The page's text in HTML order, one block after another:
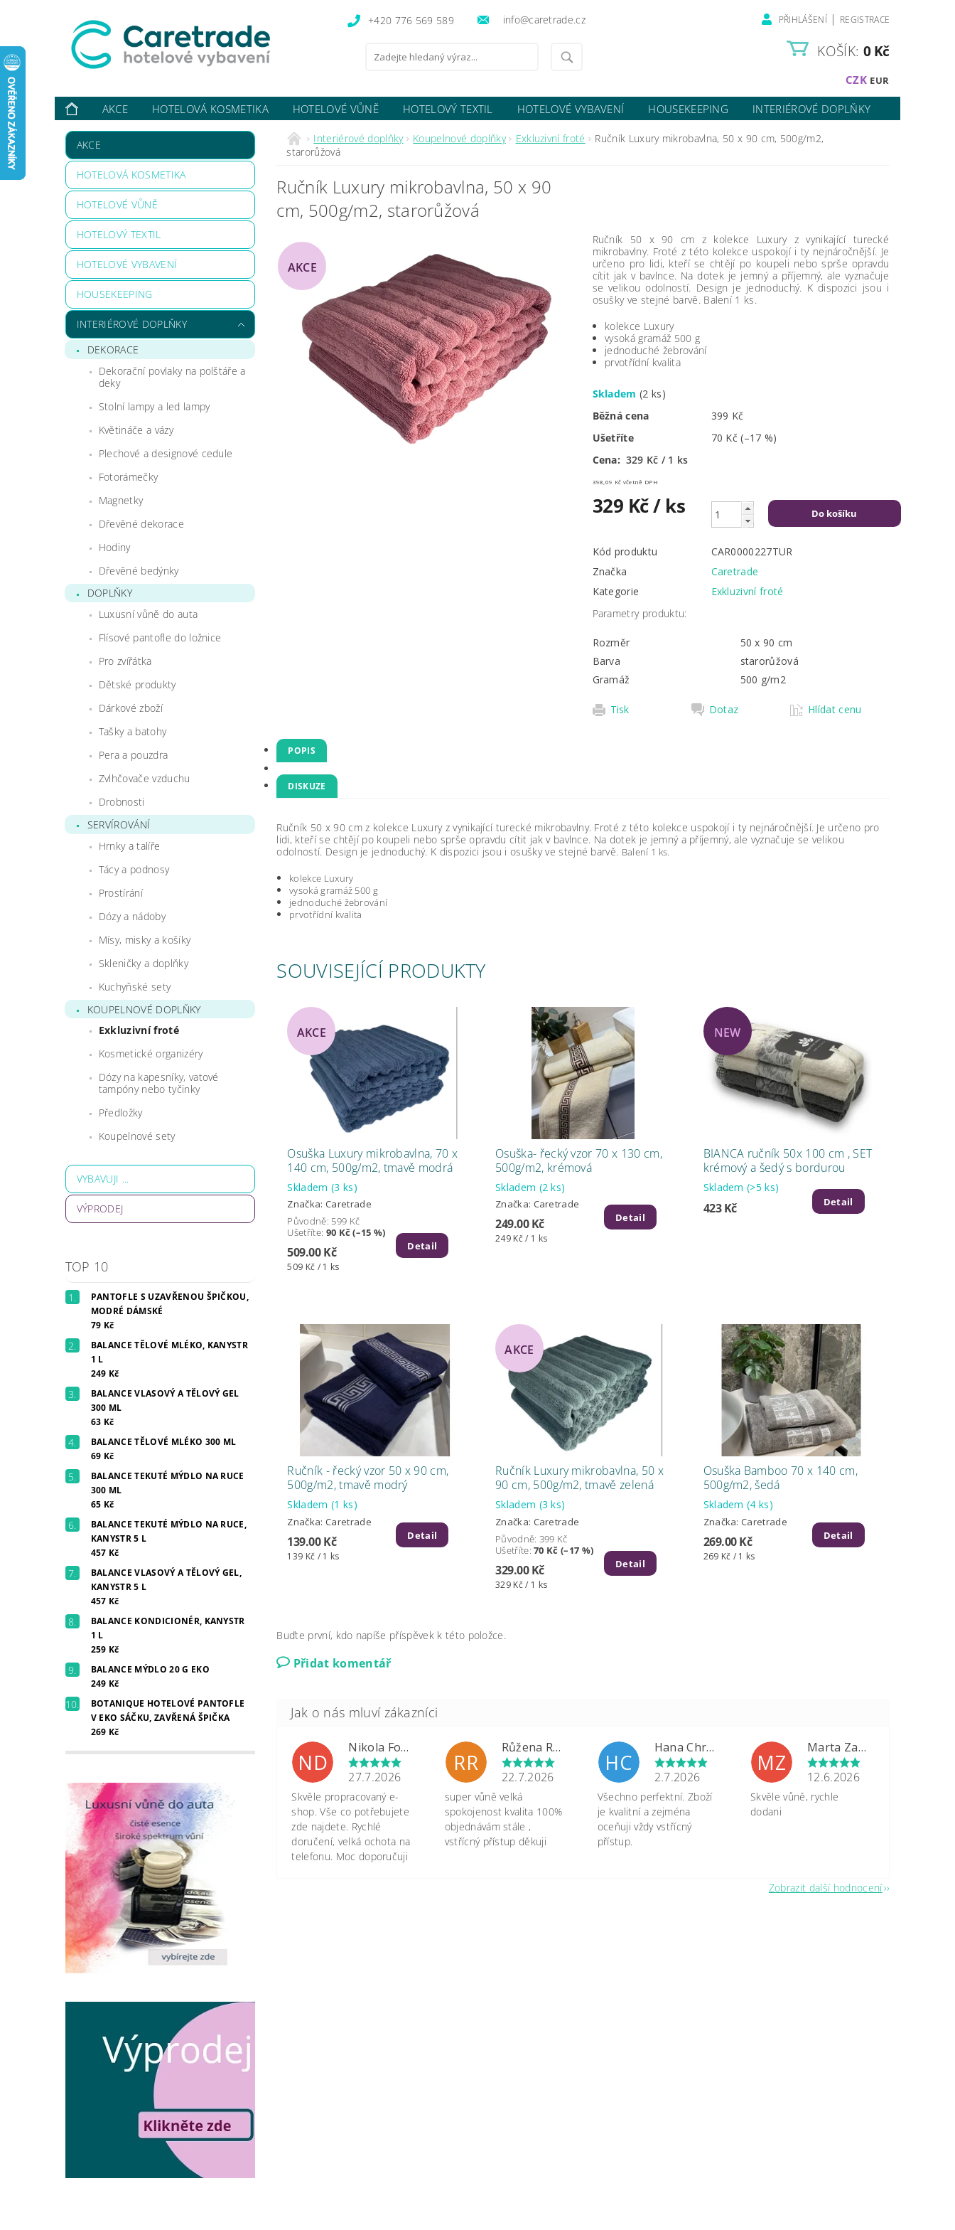
+420 776 569 589 info@caretrade.cz PŘIHLÁŠENÍ | REGISTRACE
CZK EUR
KOŠÍK: 0 Kč
AKCE HOTELOVÁ KOSMETIKA HOTELOVÉ VŮNĚ HOTELOVÝ TEXTIL HOTELOVÉ VYBAVENÍ HOUSEKEEPING
INTERIÉROVÉ DOPLŇKY
VYBAVUJI ...
KONTAKTY O NÁS HODNOCENÍ OBCHODU
AKCE
HOTELOVÁ KOSMETIKA
HOTELOVÉ VŮNĚ
HOTELOVÝ TEXTIL
HOTELOVÉ VYBAVENÍ
HOUSEKEEPING
INTERIÉROVÉ DOPLŇKY
DEKORACE
Dekorační povlaky na polštáře a
deky
Stolní lampy a led lampy
Květináče a vázy
Plechové a designové cedule
Fotorámečky
Magnetky
Dřevěné dekorace
Hodiny
Dřevěné bedýnky
DOPLŇKY
Luxusní vůně do auta
Flísové pantofle do ložnice
Pro zvířátka
Dětské produkty
Dárkové zboží
Tašky a batohy
Pera a pouzdra
Zvlhčovače vzduchu
Drobnosti
SERVÍROVÁNÍ
Hrnky a talíře
Tácy a podnosy
Prostírání
Dózy a nádoby
Mísy, misky a košíky
Skleničky a doplňky
Kuchyňské sety
KOUPELNOVÉ DOPLŇKY
Exkluzivní froté
Kosmetické organizéry
Dózy na kapesníky, vatové
tampóny nebo tyčinky
Předložky
Koupelnové sety
VYBAVUJI ...
VÝPRODEJ
TOP 10
PANTOFLE S UZAVŘENOU ŠPIČKOU,
MODRÉ DÁMSKÉ
79 Kč
BALANCE TĚLOVÉ MLÉKO, KANYSTR
1 L
249 Kč
BALANCE VLASOVÝ A TĚLOVÝ GEL
300 ML
63 Kč
BALANCE TĚLOVÉ MLÉKO 300 ML
69 Kč
BALANCE TEKUTÉ MÝDLO NA RUCE
300 ML
65 Kč
BALANCE TEKUTÉ MÝDLO NA RUCE,
KANYSTR 5 L
457 Kč
BALANCE VLASOVÝ A TĚLOVÝ GEL,
KANYSTR 5 L
457 Kč
BALANCE KONDICIONÉR, KANYSTR
1 L
259 Kč
BALANCE MÝDLO 20 G EKO
249 Kč
BOTANIQUE HOTELOVÉ PANTOFLE
V EKO SÁČKU, ZAVŘENÁ ŠPIČKA
269 Kč
Interiérové doplňky Koupelnové doplňky Exkluzivní froté
Ručník Luxury mikrobavlna, 50 x 90 cm, 500g/m2,
starorůžová
Ručník Luxury mikrobavlna, 50 x 90
cm, 500g/m2, starorůžová
AKCE
Ručník 50 x 90 cm z kolekce Luxury z vynikající turecké
mikrobavlny. Froté z této kolekce uspokojí i ty nejnáročnější. Je
určeno pro lidi, kteří se chtějí po koupeli nebo sprše opravdu
cítit jak v bavlnce. Na dotek je jemný a příjemný, ale vyznačuje
se velikou odolností. Design je jednoduchý. K dispozici jsou i
osušky ve stejné barvě. Balení 1 ks.
kolekce Luxury
vysoká gramáž 500 g
jednoduché žebrování
prvotřídní kvalita
Skladem(2 ks)
Běžná cena
399 Kč
Ušetříte
70 Kč(–17 %)
Cena: 329 Kč / 1 ks
398,09 Kč včetně DPH
329 Kč/ ks
Kód produktu
CAR0000227TUR
Značka
Caretrade
Kategorie
Exkluzivní froté
Parametry produktu:
Rozměr
50 x 90 cm
Barva
starorůžová
Gramáž
500 g/m2
Tisk Dotaz Hlídat cenu
POPIS
DISKUZE
Ručník 50 x 90 cm z kolekce Luxury z vynikající turecké mikrobavlny. Froté z této kolekce uspokojí i ty nejnáročnější. Je určeno pro
lidi, kteří se chtějí po koupeli nebo sprše opravdu cítit jak v bavlnce. Na dotek je jemný a příjemný, ale vyznačuje se velikou
odolností. Design je jednoduchý. K dispozici jsou i osušky ve stejné barvě. Balení 1 ks.
kolekce Luxury
vysoká gramáž 500 g
jednoduché žebrování
prvotřídní kvalita
SOUVISEJÍCÍ PRODUKTY
AKCE
Osuška Luxury mikrobavlna, 70 x
140 cm, 500g/m2, tmavě modrá
Skladem (3 ks)
Značka: Caretrade
Původně: 599 Kč
Ušetříte: 90 Kč (–15 %)
509.00 Kč
509 Kč / 1 ks
Detail
Osuška- řecký vzor 70 x 130 cm,
500g/m2, krémová
Skladem (2 ks)
Značka: Caretrade
249.00 Kč
249 Kč / 1 ks
Detail
NEW
BIANCA ručník 50x 100 cm , SET
krémový a šedý s bordurou
Skladem(>5 ks)
423 Kč Detail
Ručník - řecký vzor 50 x 90 cm,
500g/m2, tmavě modrý
Skladem (1 ks)
Značka: Caretrade
139.00 Kč
139 Kč / 1 ks
Detail
AKCE
Ručník Luxury mikrobavlna, 50 x
90 cm, 500g/m2, tmavě zelená
Skladem (3 ks)
Značka: Caretrade
Původně: 399 Kč
Ušetříte:70 Kč (–17 %)
329.00 Kč
329 Kč / 1 ks
Detail
Osuška Bamboo 70 x 140 cm,
500g/m2, šedá
Skladem(4 ks)
Značka: Caretrade
269.00 Kč
269 Kč / 1 ks
Detail
Buďte první, kdo napíše příspěvek k této položce.
Přidat komentář
ND
Nikola Formánková Dvořáková
27.7.2026
Skvěle propracovaný e-
shop. Vše co potřebujete
zde najdete. Rychlé
doručení, velká ochota na
telefonu. Moc doporučuji
RR
Růžena Rypková
22.7.2026
super vůně velká
spokojenost kvalita 100%
objednávám stále ,
vstřícný přístup děkuji
HC
Hana Chrastinová
2.7.2026
Všechno perfektní. Zboží
je kvalitní a zejména
oceňuji vždy vstřícný
přístup.
MZ
Marta Zapletalová
12.6.2026
Skvěle vůně, rychle
dodani
Zobrazit další hodnocení